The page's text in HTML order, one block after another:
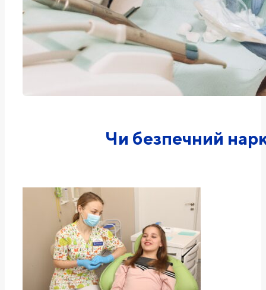
Чи безпечний